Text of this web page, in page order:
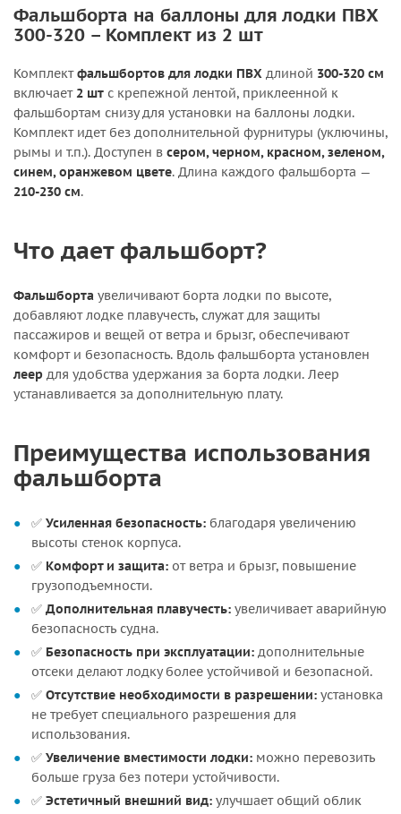
Фальшборта на баллоны для лодки ПВХ
300-320 – Комплект из 2 шт
Комплектфальшбортов для лодки ПВХ длиной 300-320 см
включает2 шт с крепежной лентой, приклеенной к
фальшбортам снизу для установки на баллоны лодки.
Комплект идет без дополнительной фурнитуры (уключины,
рымы и т.п.). Доступен в сером, черном, красном, зеленом,
синем, оранжевом цвете. Длина каждого фальшборта —
210-230 см.
Что дает фальшборт?
Фальшборта увеличивают борта лодки по высоте,
добавляют лодке плавучесть, служат для защиты
пассажиров и вещей от ветра и брызг, обеспечивают
комфорт и безопасность. Вдоль фальшборта установлен
леер для удобства удержания за борта лодки. Леер
устанавливается за дополнительную плату.
Преимущества использования
фальшборта
✅ Усиленная безопасность: благодаря увеличению
высоты стенок корпуса.
✅ Комфорт и защита: от ветра и брызг, повышение
грузоподъемности.
✅ Дополнительная плавучесть: увеличивает аварийную
безопасность судна.
✅ Безопасность при эксплуатации: дополнительные
отсеки делают лодку более устойчивой и безопасной.
✅ Отсутствие необходимости в разрешении: установка
не требует специального разрешения для
использования.
✅ Увеличение вместимости лодки: можно перевозить
больше груза без потери устойчивости.
✅ Эстетичный внешний вид: улучшает общий облик